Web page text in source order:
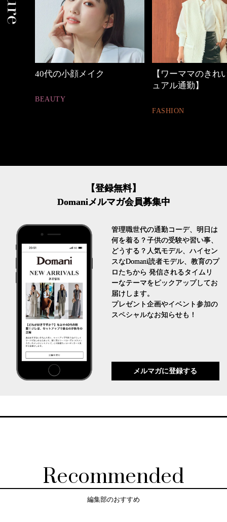
【ワーママのきれいめカジ
優木まおみさん「
割。」
LIFESTYLE
【登録無料】
Domaniメルマガ会員募集中
管理職世代の通勤コーデ、明日は
何を着る？子供の受験や習い事、
どうする？人気モデル、ハイセン
スなDomani読者モデル、教育のプ
ロたちから 発信されるタイムリ
ーなテーマをピックアップしてお
届けします。
プレゼント企画やイベント参加の
スペシャルなお知らせも！
メルマガに登録する
Recommended
編集部のおすすめ